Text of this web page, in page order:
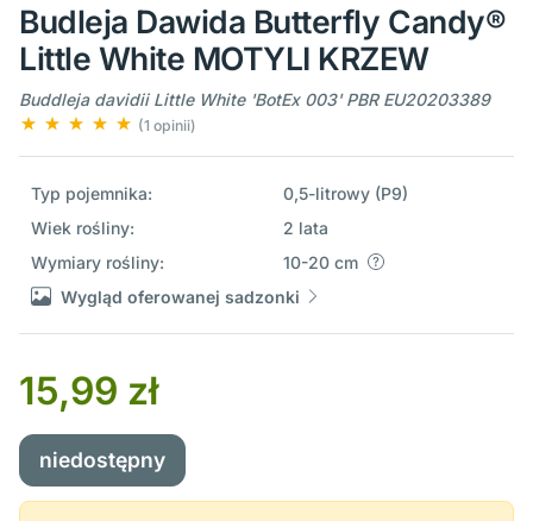
Budleja Dawida Butterfly Candy®
Little White MOTYLI KRZEW
Buddleja davidii Little White 'BotEx 003' PBR EU20203389
(1 opinii)
Typ pojemnika:
0,5-litrowy (P9)
Wiek rośliny:
2 lata
Wymiary rośliny:
10-20 cm
Wygląd oferowanej sadzonki
15,99 zł
niedostępny